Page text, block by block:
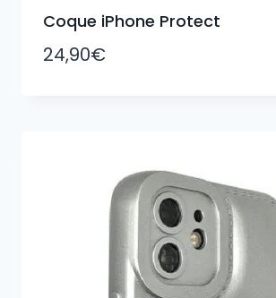
Coque iPhone Protect
24,90€